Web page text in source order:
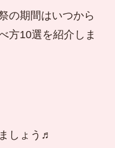
の期間はいつから
方10選を紹介しま
しょう♬